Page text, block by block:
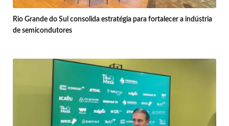
Rio Grande do Sul consolida estratégia para fortalecer a indústria
de semicondutores